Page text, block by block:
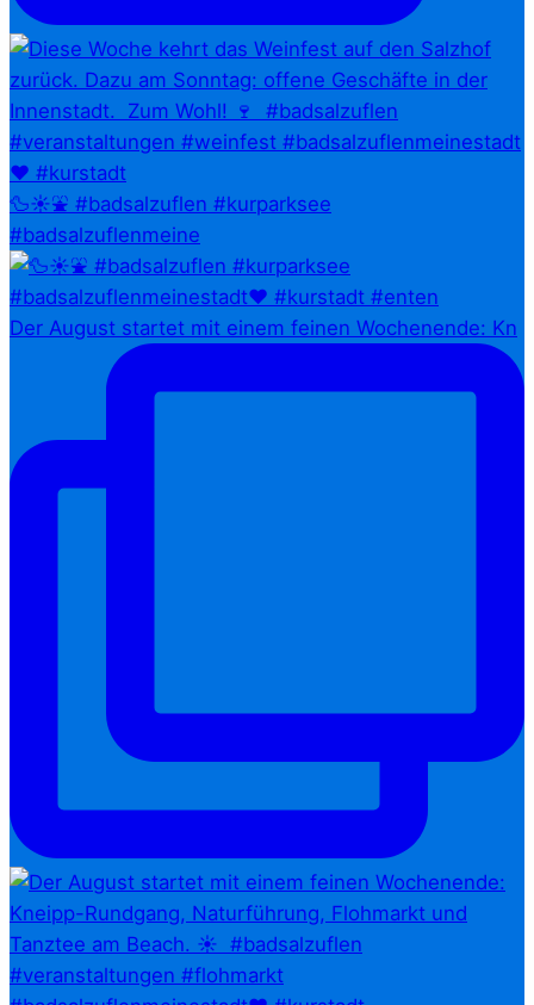
🦆☀️⛲ #badsalzuflen #kurparksee
#badsalzuflenmeine
Der August startet mit einem feinen Wochenende: Kn